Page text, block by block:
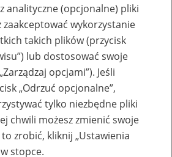
techniczne
analityczne (opcjonalne) pliki
zaakceptować wykorzystanie
takich plików (przycisk
lub dostosować swoje
opcjami”). Jeśli
„Odrzuć opcjonalne”,
tylko niezbędne pliki
chwili możesz zmienić swoje
zrobić, kliknij „Ustawienia
stopce.